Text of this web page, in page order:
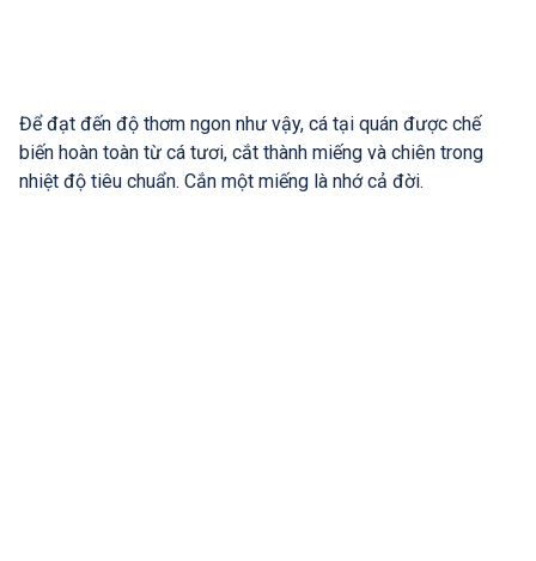
Để đạt đến độ thơm ngon như vậy, cá tại quán được chế
biến hoàn toàn từ cá tươi, cắt thành miếng và chiên trong
nhiệt độ tiêu chuẩn. Cắn một miếng là nhớ cả đời.